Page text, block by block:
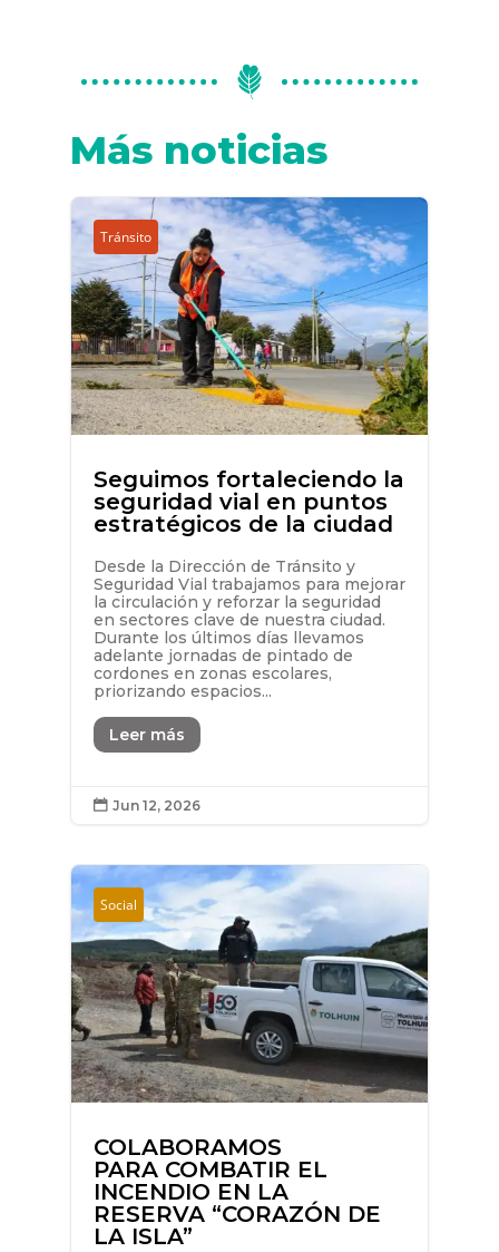
Más noticias
Tránsito
Seguimos fortaleciendo la
seguridad vial en puntos
estratégicos de la ciudad
Desde la Dirección de Tránsito y
Seguridad Vial trabajamos para mejorar
la circulación y reforzar la seguridad
en sectores clave de nuestra ciudad.
Durante los últimos días llevamos
adelante jornadas de pintado de
cordones en zonas escolares,
priorizando espacios...
Leer más
 Jun 12, 2026
Social
COLABORAMOS
PARA COMBATIR EL
INCENDIO EN LA
RESERVA “CORAZÓN DE
LA ISLA”